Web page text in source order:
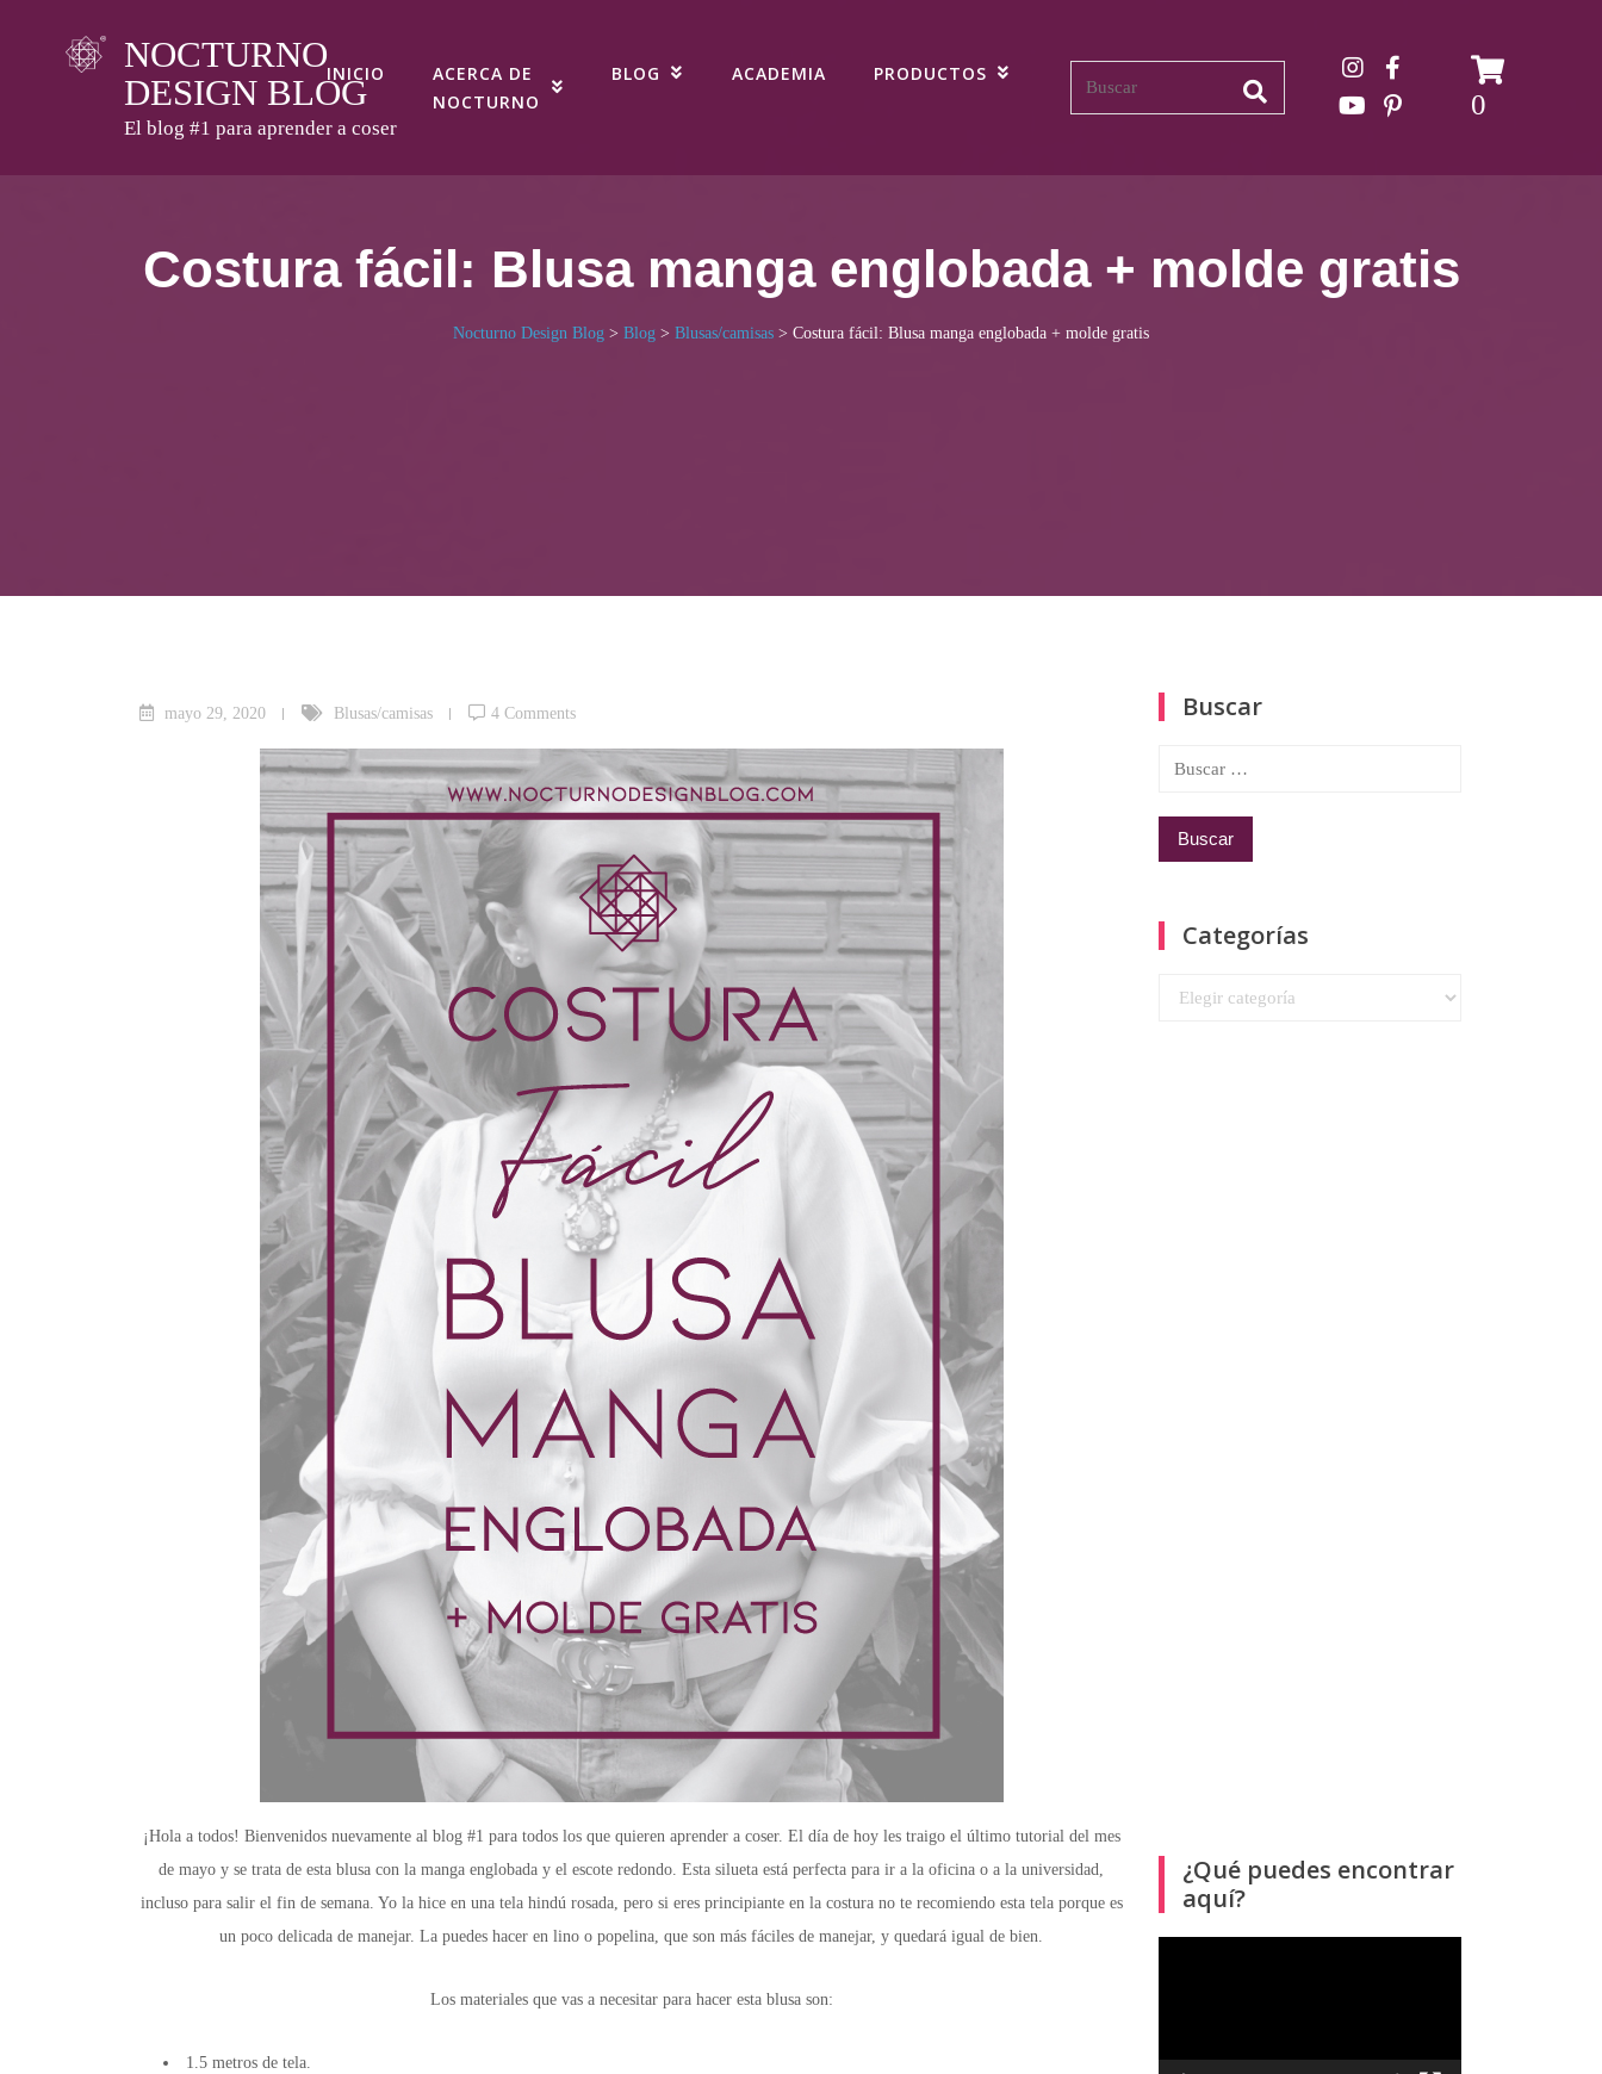
NOCTURNO
DESIGN BLOG
El blog #1 para aprender a coser
INICIO
ACERCA DE
NOCTURNO
BLOG ACADEMIA PRODUCTOS
0
Costura fácil: Blusa manga englobada + molde gratis
Nocturno Design Blog > Blog > Blusas/camisas > Costura fácil: Blusa manga englobada + molde gratis
mayo 29, 2020 Blusas/camisas 4 Comments
¡Hola a todos! Bienvenidos nuevamente al blog #1 para todos los que quieren aprender a coser. El día de hoy les traigo el último tutorial del mes
de mayo y se trata de esta blusa con la manga englobada y el escote redondo. Esta silueta está perfecta para ir a la oficina o a la universidad,
incluso para salir el fin de semana. Yo la hice en una tela hindú rosada, pero si eres principiante en la costura no te recomiendo esta tela porque es
un poco delicada de manejar. La puedes hacer en lino o popelina, que son más fáciles de manejar, y quedará igual de bien.
Los materiales que vas a necesitar para hacer esta blusa son:
1.5 metros de tela.
Buscar
Buscar:
Categorías
Categorías
¿Qué puedes encontrar
aquí?